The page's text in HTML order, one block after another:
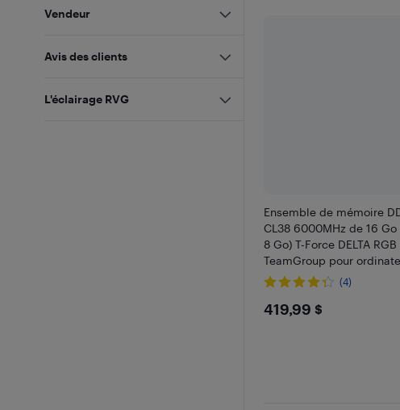
Ensemble de mémoire
CL38 6000MHz de 16 Go
8 Go) T-Force DELTA
TeamGroup pour
bureau – Mémoire vive de
DIMM à 288 broches
(4)
$419.99
419,99 $
Vendeur
Avis des clients
L'éclairage RVG